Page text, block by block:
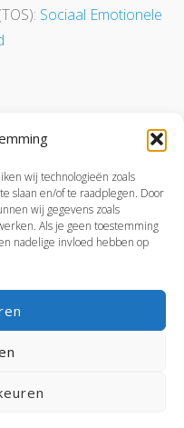
wij technologieën zoals
slaan en/of te raadplegen. Door
wij gegevens zoals
Als je geen toestemming
nadelige invloed hebben op
Sociaal Emotionele
geven